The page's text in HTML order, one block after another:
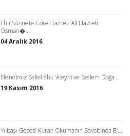
Ehli Sünnete Göre Hazreti Ali Hazreti
Osman�...
04 Aralık 2016
Efendimiz Sallellâhu ‘Aleyhi ve Sellem Doğa...
19 Kasım 2016
Yılbaşı Gecesi Kuran Okumanın Sevabında Bi...